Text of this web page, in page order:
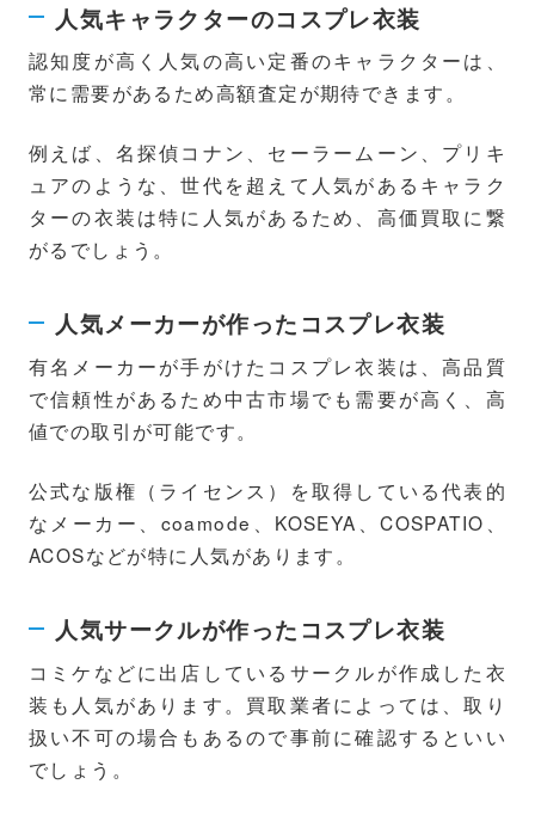
人気キャラクターのコスプレ衣装
認知度が高く人気の高い定番のキャラクターは、
常に需要があるため高額査定が期待できます。
例えば、名探偵コナン、セーラームーン、プリキ
ュアのような、世代を超えて人気があるキャラク
ターの衣装は特に人気があるため、高価買取に繋
がるでしょう。
人気メーカーが作ったコスプレ衣装
有名メーカーが手がけたコスプレ衣装は、高品質
で信頼性があるため中古市場でも需要が高く、高
値での取引が可能です。
公式な版権（ライセンス）を取得している代表的
なメーカー、coamode、KOSEYA、COSPATIO、
ACOSなどが特に人気があります。
人気サークルが作ったコスプレ衣装
コミケなどに出店しているサークルが作成した衣
装も人気があります。買取業者によっては、取り
扱い不可の場合もあるので事前に確認するといい
でしょう。